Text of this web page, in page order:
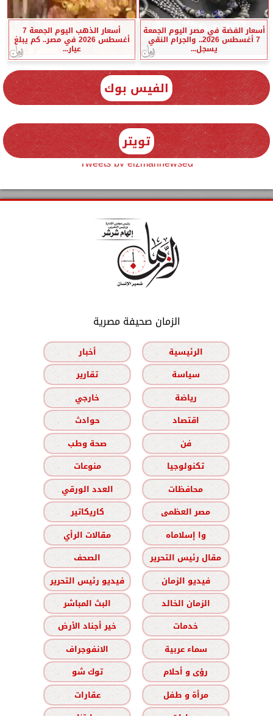
أسعار الفضة في مصر اليوم الجمعة
7 أغسطس 2026.. والجرام النقي
يسجل...
أسعار الذهب اليوم الجمعة 7
أغسطس 2026 في مصر.. كم يبلغ
عيار...
الفيس بوك
تويتر
Tweets by elzmannewseg
الزمان صحيفة مصرية
الرئيسية
أخبار
سياسة
تقارير
رياضة
خارجي
اقتصاد
حوادث
فن
صحة وطب
تكنولوجيا
منوعات
محافظات
العدد الورقي
مصر العظمى
كاريكاتير
وا إسلاماه
مقالات الرأي
مقال رئيس التحرير
الصحف
فيديو الزمان
فيديو رئيس التحرير
الزمان الخالد
البث المباشر
خدمات
خير أجناد الأرض
سماء عربية
الانفوجراف
رؤى و أحلام
توك شو
مرأة و طفل
عقارات